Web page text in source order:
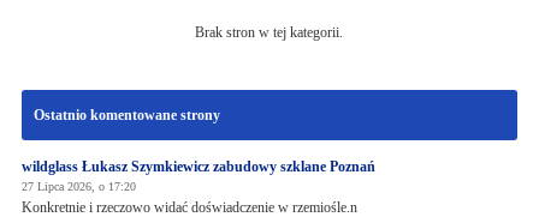
Brak stron w tej kategorii.
Ostatnio komentowane strony
wildglass Łukasz Szymkiewicz zabudowy szklane Poznań
27 Lipca 2026, o 17:20
Konkretnie i rzeczowo widać doświadczenie w rzemiośle.n